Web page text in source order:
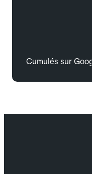
Cumulés sur